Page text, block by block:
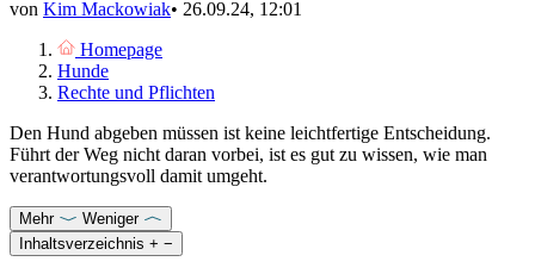
von Kim Mackowiak• 26.09.24, 12:01
Homepage
Hunde
Rechte und Pflichten
Den Hund abgeben müssen ist keine leichtfertige Entscheidung.
Führt der Weg nicht daran vorbei, ist es gut zu wissen, wie man
verantwortungsvoll damit umgeht.
Mehr
Weniger
Inhaltsverzeichnis + −